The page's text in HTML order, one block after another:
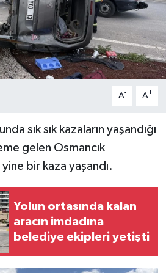
A- A+
sık sık kazaların yaşandığı
gelen Osmancık
bir kaza yaşandı.
Yolun ortasında kalan
aracın imdadına
belediye ekipleri yetişti